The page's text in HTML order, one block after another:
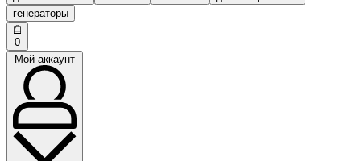
генераторы
0
Мой аккаунт